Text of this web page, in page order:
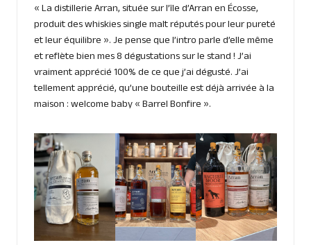
« La distillerie Arran, située sur l’île d’Arran en Écosse,
produit des whiskies single malt réputés pour leur pureté
et leur équilibre ». Je pense que l’intro parle d’elle même
et reflète bien mes 8 dégustations sur le stand ! J’ai
vraiment apprécié 100% de ce que j’ai dégusté. J’ai
tellement apprécié, qu’une bouteille est déjà arrivée à la
maison : welcome baby « Barrel Bonfire ».